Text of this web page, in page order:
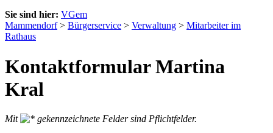
Sie sind hier: VGem
Mammendorf> Bürgerservice > Verwaltung > Mitarbeiter im
Rathaus
Kontaktformular Martina
Kral
Mit
gekennzeichnete Felder sind Pflichtfelder.